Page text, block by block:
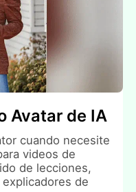
Avatar de IA
cuando necesite
videos de
de lecciones,
de